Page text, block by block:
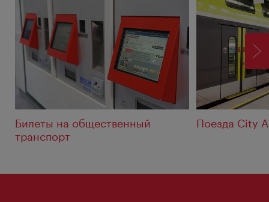
Билеты на общественный
транспорт
Поезда City